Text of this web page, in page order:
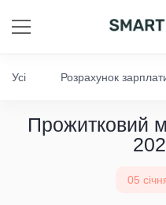
Усі Розрахунок
Прожитковий
05